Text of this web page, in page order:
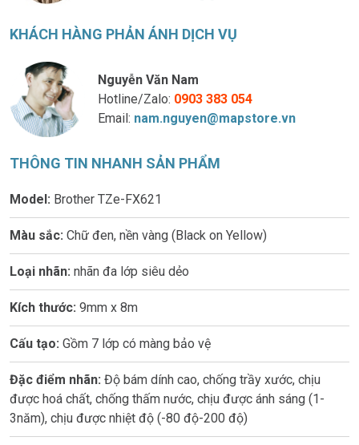
KHÁCH HÀNG PHẢN ÁNH DỊCH VỤ
Nguyễn Văn Nam
Hotline/Zalo: 0903 383 054
Email: nam.nguyen@mapstore.vn
THÔNG TIN NHANH SẢN PHẨM
Model: Brother TZe-FX621
Màu sắc: Chữ đen, nền vàng (Black on Yellow)
Loại nhãn: nhãn đa lớp siêu dẻo
Kích thước: 9mm x 8m
Cấu tạo: Gồm 7 lớp có màng bảo vệ
Đặc điểm nhãn: Độ bám dính cao, chống trầy xước, chịu
được hoá chất, chống thấm nước, chịu được ánh sáng (1-
3năm), chịu được nhiệt độ (-80 độ-200 độ)